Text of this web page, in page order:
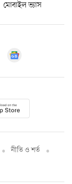
মোবাইল ভ্যাস
নীতি ও শর্ত